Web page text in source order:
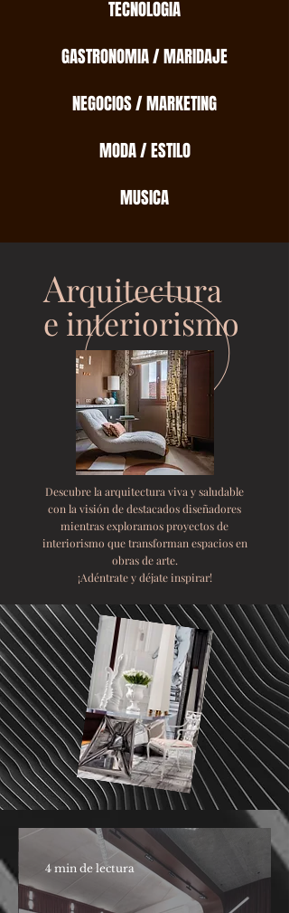
TECNOLOGIA
GASTRONOMIA / MARIDAJE
NEGOCIOS / MARKETING
MODA / ESTILO
MUSICA
Arquitectura
e interiorismo
Descubre la arquitectura viva y saludable
con la visión de destacados diseñadores
mientras exploramos proyectos de
interiorismo que transforman espacios en
obras de arte.
​¡Adéntrate y déjate inspirar!
4 min de lectura